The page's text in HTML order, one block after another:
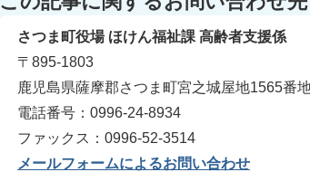
さつま町役場 ほけん福祉課 高齢者支援係
〒895-1803
鹿児島県薩摩郡さつま町宮之城屋地1565番
電話番号：0996-24-8934
ファックス：0996-52-3514
メールフォームによるお問い合わせ